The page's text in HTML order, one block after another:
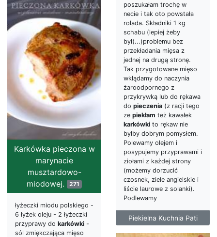
poszukałam trochę w
necie i tak oto powstała
rolada. Składniki 1 kg
schabu (lepiej żeby
był(...)problemu bez
przekładania mięsa z
jednej na drugą stronę.
Tak przygotowane mięso
wkłądamy do naczynia
żaroodpornego z
przykrywką lub do rękawa
do pieczenia (z racji tego
ze piekłam też kawałek
karkówki to rękaw nie
byłby dobrym pomysłem.
Polewamy olejem i
posypujemy przyprawami i
ziołami z każdej strony
(możemy dorzucić
czosnek, ziele angielskie i
liście laurowe z solanki).
Podlewamy
Piekielna Kuchnia Pati
Karkówka pieczona w
marynacie
musztardowo-
miodowej. 271
łyżeczki miodu polskiego -
6 łyżek oleju - 2 łyżeczki
przyprawy do karkówki -
sól zmiękczająca mięso